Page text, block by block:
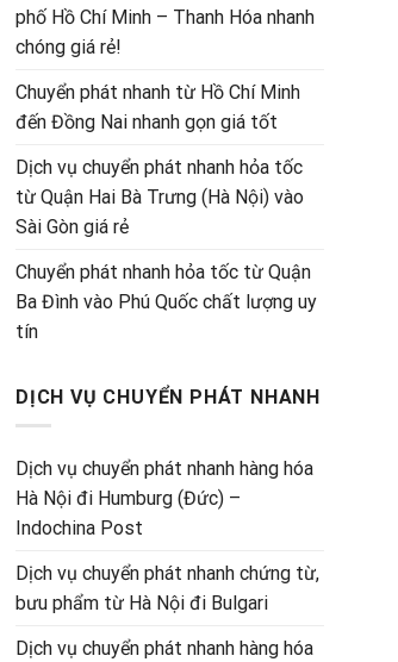
phố Hồ Chí Minh – Thanh Hóa nhanh
chóng giá rẻ!
Chuyển phát nhanh từ Hồ Chí Minh
đến Đồng Nai nhanh gọn giá tốt
Dịch vụ chuyển phát nhanh hỏa tốc
từ Quận Hai Bà Trưng (Hà Nội) vào
Sài Gòn giá rẻ
Chuyển phát nhanh hỏa tốc từ Quận
Ba Đình vào Phú Quốc chất lượng uy
tín
DỊCH VỤ CHUYỂN PHÁT NHANH
Dịch vụ chuyển phát nhanh hàng hóa
Hà Nội đi Humburg (Đức) –
Indochina Post
Dịch vụ chuyển phát nhanh chứng từ,
bưu phẩm từ Hà Nội đi Bulgari
Dịch vụ chuyển phát nhanh hàng hóa